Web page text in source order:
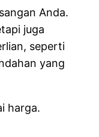
Anda.
juga
seperti
yang
harga.